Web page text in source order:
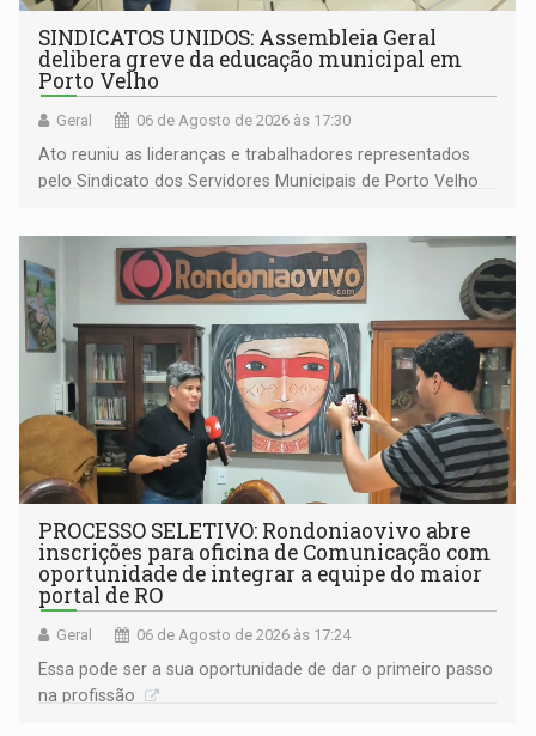
SINDICATOS UNIDOS: Assembleia Geral
delibera greve da educação municipal em
Porto Velho
Geral 06 de Agosto de 2026 às 17:30
Ato reuniu as lideranças e trabalhadores representados
pelo Sindicato dos Servidores Municipais de Porto Velho
PROCESSO SELETIVO: Rondoniaovivo abre
inscrições para oficina de Comunicação com
oportunidade de integrar a equipe do maior
portal de RO
Geral 06 de Agosto de 2026 às 17:24
Essa pode ser a sua oportunidade de dar o primeiro passo
na profissão